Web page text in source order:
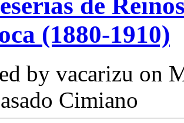
de
(1880-1910)
by vacarizu on
Cimiano